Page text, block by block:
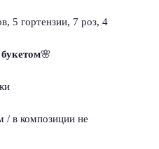
5 гортензии, 7 роз, 4
🌸
/ в композиции не